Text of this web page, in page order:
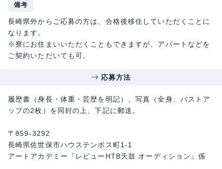
備考
長崎県外からご応募の方は、合格後移住していただくことに
なります。
※寮にお住まいいただくこともできますが、アパートなどを
ご契約いただいても可。
応募方法
履歴書（身長・体重・芸歴を明記）、写真（全身、バストア
ップの2枚）を同封の上、下記に郵送。
〒859-3292
長崎県佐世保市ハウステンボス町1-1
アートアカデミー『レビューHTB天鼓 オーディション』係